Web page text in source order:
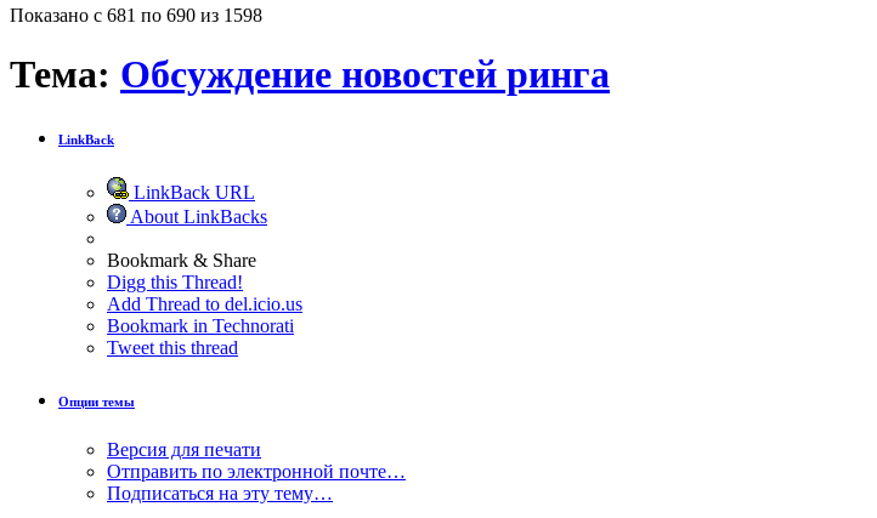
Показано с 681 по 690 из 1598
Тема: Обсуждение новостей ринга
LinkBack
LinkBack URL
About LinkBacks
Bookmark & Share
Digg this Thread!
Add Thread to del.icio.us
Bookmark in Technorati
Tweet this thread
Опции темы
Версия для печати
Отправить по электронной почте…
Подписаться на эту тему…